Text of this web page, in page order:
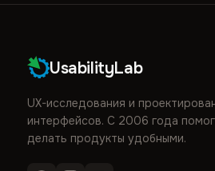
UsabilityLab
UX-исследования и
интерфейсов. С 2006 года
делать продукты удобными.